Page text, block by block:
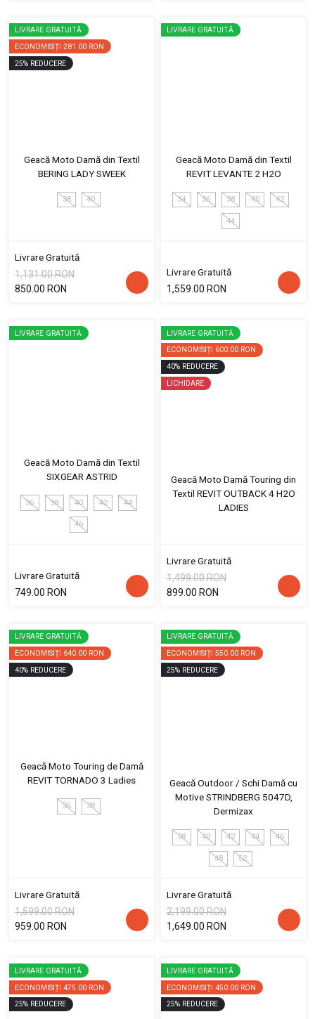
LIVRARE GRATUITĂ
ECONOMISIȚI 281.00 RON
25% REDUCERE
Geacă Moto Damă din Textil
BERING LADY SWEEK
38 40
Livrare Gratuită
1,131.00 RON
850.00 RON
LIVRARE GRATUITĂ
Geacă Moto Damă din Textil
REVIT LEVANTE 2 H2O
34 36 38 40 42
44
Livrare Gratuită
1,559.00 RON
LIVRARE GRATUITĂ
Geacă Moto Damă din Textil
SIXGEAR ASTRID
36 38 40 42 44
46
Livrare Gratuită
749.00 RON
LIVRARE GRATUITĂ
ECONOMISIȚI 600.00 RON
40% REDUCERE
LICHIDARE
Geacă Moto Damă Touring din
Textil REVIT OUTBACK 4 H2O
LADIES
Livrare Gratuită
1,499.00 RON
899.00 RON
LIVRARE GRATUITĂ
ECONOMISIȚI 640.00 RON
40% REDUCERE
Geacă Moto Touring de Damă
REVIT TORNADO 3 Ladies
36 38
Livrare Gratuită
1,599.00 RON
959.00 RON
LIVRARE GRATUITĂ
ECONOMISIȚI 550.00 RON
25% REDUCERE
Geacă Outdoor / Schi Damă cu
Motive STRINDBERG 5047D,
Dermizax
38 40 42 44 46
48 52
Livrare Gratuită
2,199.00 RON
1,649.00 RON
LIVRARE GRATUITĂ
ECONOMISIȚI 475.00 RON
25% REDUCERE
LIVRARE GRATUITĂ
ECONOMISIȚI 450.00 RON
25% REDUCERE